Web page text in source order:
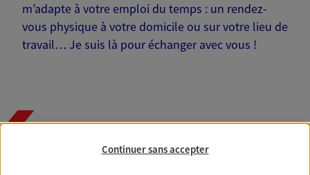
m’adapte à votre emploi du temps : un rendez-
vous physique à votre domicile ou sur votre lieu de
travail… Je suis là pour échanger avec vous !
Continuer sans accepter